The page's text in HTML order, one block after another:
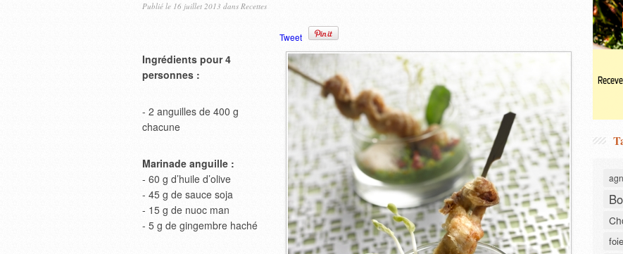
Publié le 16 juillet 2013 dans Recettes
Tweet
Ingrédients pour 4
personnes :
- 2 anguilles de 400 g
chacune
Marinade anguille :
- 60 g d’huile d’olive
- 45 g de sauce soja
- 15 g de nuoc man
- 5 g de gingembre haché